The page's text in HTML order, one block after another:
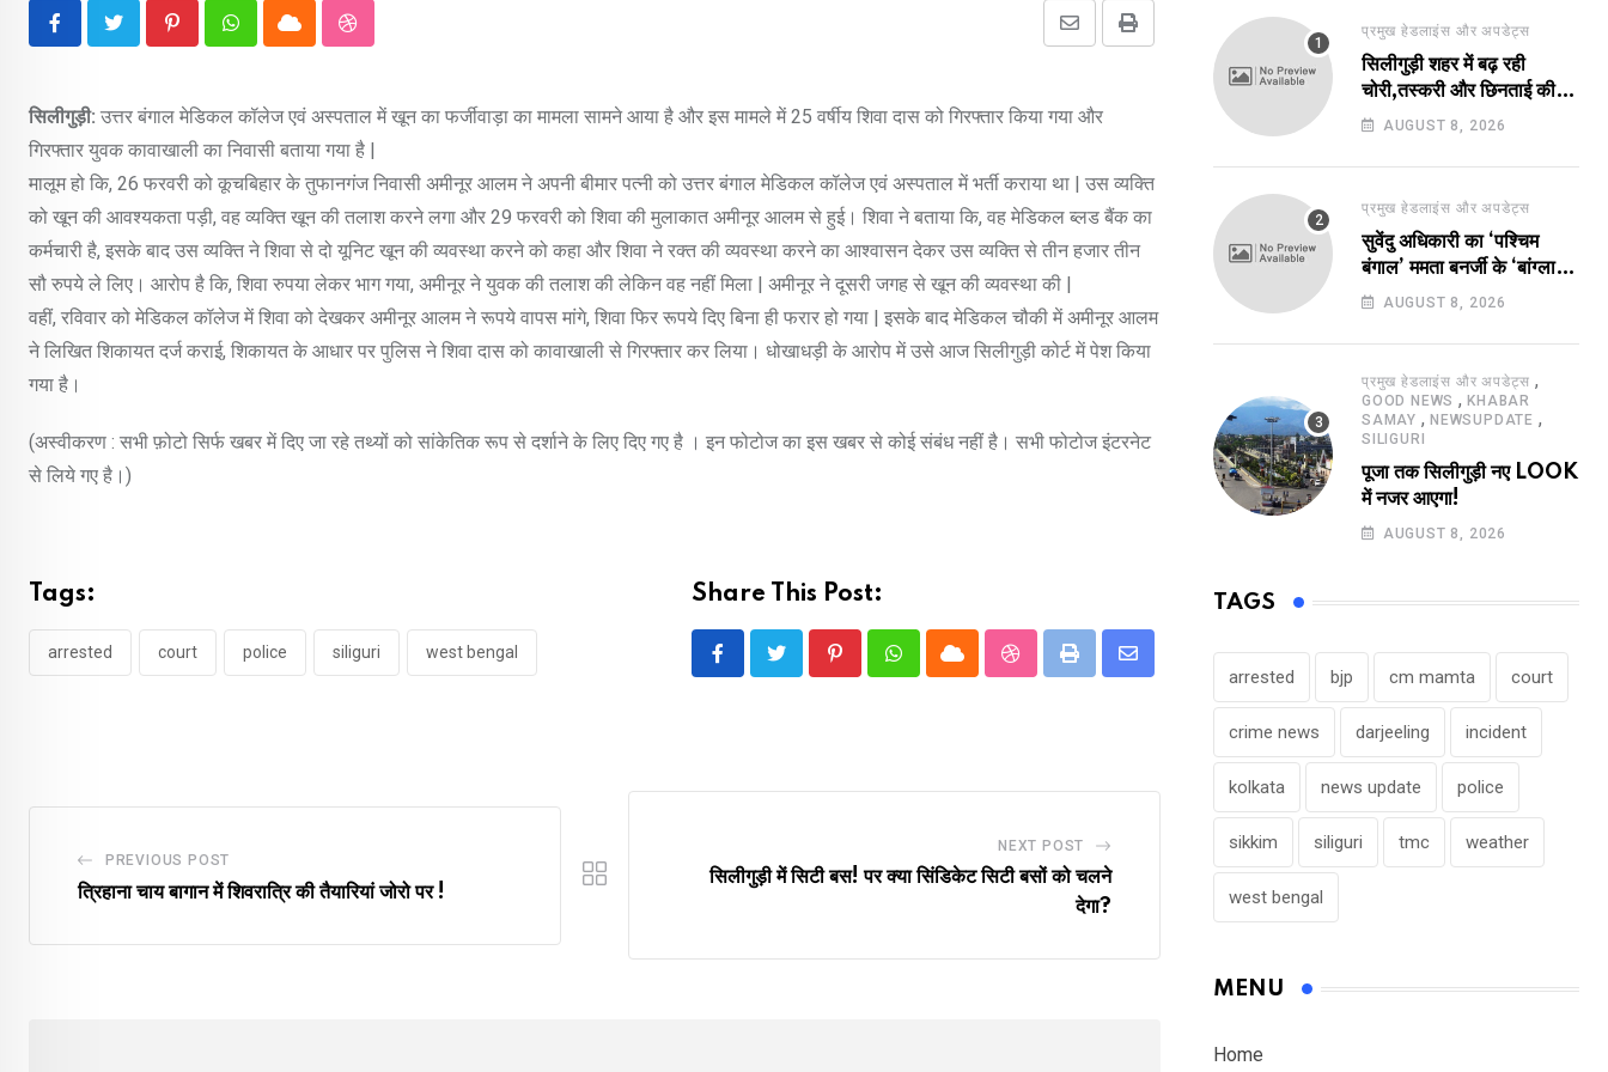
PinterestWhatsappCloud StumbleUpon Print
Share
Email
सिलीगुड़ी: उत्तर बंगाल मेडिकल कॉलेज एवं अस्पताल में खून का फर्जीवाड़ा का मामला सामने आया है और इस मामले में 25 वर्षीय शिवा दास को गिरफ्तार किया गया और
गिरफ्तार युवक कावाखाली का निवासी बताया गया है |
मालूम हो कि, 26 फरवरी को कूचबिहार के तुफानगंज निवासी अमीनूर आलम ने अपनी बीमार पत्नी को उत्तर बंगाल मेडिकल कॉलेज एवं अस्पताल में भर्ती कराया था | उस व्यक्ति
को खून की आवश्यकता पड़ी, वह व्यक्ति खून की तलाश करने लगा और 29 फरवरी को शिवा की मुलाकात अमीनूर आलम से हुई। शिवा ने बताया कि, वह मेडिकल ब्लड बैंक का
कर्मचारी है, इसके बाद उस व्यक्ति ने शिवा से दो यूनिट खून की व्यवस्था करने को कहा और शिवा ने रक्त की व्यवस्था करने का आश्वासन देकर उस व्यक्ति से तीन हजार तीन
सौ रुपये ले लिए। आरोप है कि, शिवा रुपया लेकर भाग गया, अमीनूर ने युवक की तलाश की लेकिन वह नहीं मिला | अमीनूर ने दूसरी जगह से खून की व्यवस्था की |
वहीं, रविवार को मेडिकल कॉलेज में शिवा को देखकर अमीनूर आलम ने रूपये वापस मांगे, शिवा फिर रूपये दिए बिना ही फरार हो गया | इसके बाद मेडिकल चौकी में अमीनूर आलम
ने लिखित शिकायत दर्ज कराई, शिकायत के आधार पर पुलिस ने शिवा दास को कावाखाली से गिरफ्तार कर लिया। धोखाधड़ी के आरोप में उसे आज सिलीगुड़ी कोर्ट में पेश किया
गया है।
(अस्वीकरण : सभी फ़ोटो सिर्फ खबर में दिए जा रहे तथ्यों को सांकेतिक रूप से दर्शाने के लिए दिए गए है । इन फोटोज का इस खबर से कोई संबंध नहीं है। सभी फोटोज इंटरनेट
से लिये गए है।)
Tags:
arrested court police siliguri west bengal
Share This Post:
PinterestWhatsappCloud StumbleUpon
Print
Share
PREVIOUS POST
त्रिहाना चाय बागान में शिवरात्रि की तैयारियां जोरो पर !
NEXT POST
सिलीगुड़ी में सिटी बस! पर क्या सिंडिकेट सिटी बसों को चलने
देगा?
प्रमुख हेडलाइंस और अपडेट्स
सिलीगुड़ी शहर में बढ़ रही
चोरी,तस्करी और छिनताई की
घटनाएं!
AUGUST 8, 2026
प्रमुख हेडलाइंस और अपडेट्स
सुवेंदु अधिकारी का ‘पश्चिम
बंगाल’ ममता बनर्जी के ‘बांग्ला’
पर भारी!
AUGUST 8, 2026
प्रमुख हेडलाइंस और अपडेट्स ,
GOOD NEWS ,KHABAR
SAMAY , NEWSUPDATE ,
SILIGURI
पूजा तक सिलीगुड़ी नए LOOK
में नजर आएगा!
AUGUST 8, 2026
TAGS
arrested bjp cm mamta court
crime news darjeeling incident
kolkata news update police
sikkim siliguri tmc weather
west bengal
MENU
Home